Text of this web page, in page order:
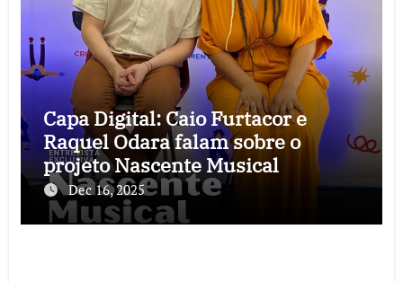
Capa Digital: Caio Furtacor e
Raquel Odara falam sobre o
projeto Nascente Musical
Dec 16, 2025